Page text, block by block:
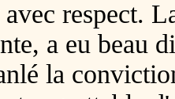
respect.
a eu beau
la